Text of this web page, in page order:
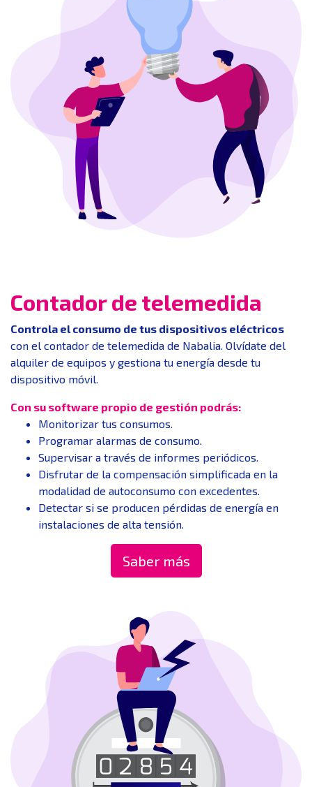
Contador de telemedida
Controla el consumo de tus dispositivos eléctricos
con el contador de telemedida de Nabalia. Olvídate del
alquiler de equipos y gestiona tu energía desde tu
dispositivo móvil.
Con su software propio de gestión podrás:
Monitorizar tus consumos.
Programar alarmas de consumo.
Supervisar a través de informes periódicos.
Disfrutar de la compensación simplificada en la
modalidad de autoconsumo con excedentes.
Detectar si se producen pérdidas de energía en
instalaciones de alta tensión.
Saber más